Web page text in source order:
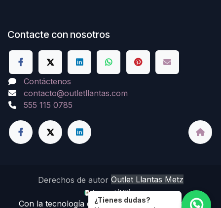
Contacte con nosotros
Contáctenos
contacto@outletllantas.com
555 115 0785
Derechos de autor Outlet Llantas Metz
Español (MX)
Con la tecnología de - El mejor Comercio
¿Tienes dudas?